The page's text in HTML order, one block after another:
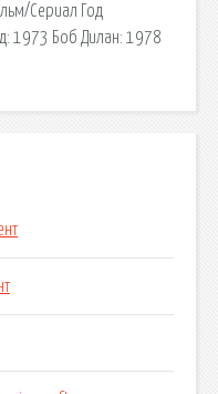
Сериал Год
1973 Боб Дилан: 1978